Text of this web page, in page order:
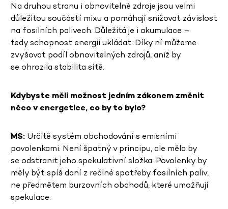
Na druhou stranu i obnovitelné zdroje jsou velmi
důležitou součástí mixu a pomáhají snižovat závislost
na fosilních palivech. Důležitá je i akumulace –
tedy schopnost energii ukládat. Díky ní můžeme
zvyšovat podíl obnovitelných zdrojů, aniž by
se ohrozila stabilita sítě.
Kdybyste měli možnost jedním zákonem změnit
něco v energetice, co by to bylo?
MS: Určitě systém obchodování s emisními
povolenkami. Není špatný v principu, ale měla by
se odstranit jeho spekulativní složka. Povolenky by
měly být spíš daní z reálné spotřeby fosilních paliv,
ne předmětem burzovních obchodů, které umožňují
spekulace.